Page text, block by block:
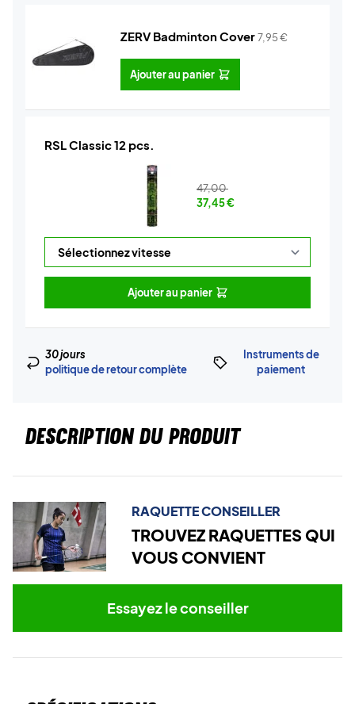
ZERV Badminton Cover7,95€
Ajouter au panier
RSL Classic 12 pcs.
47,00
37,45€
Ajouter au panier
30 jours
politique de retour complète
Instruments de
paiement
DESCRIPTION DU PRODUIT
RAQUETTE CONSEILLER
TROUVEZ RAQUETTES QUI
VOUS CONVIENT
Essayez le conseiller